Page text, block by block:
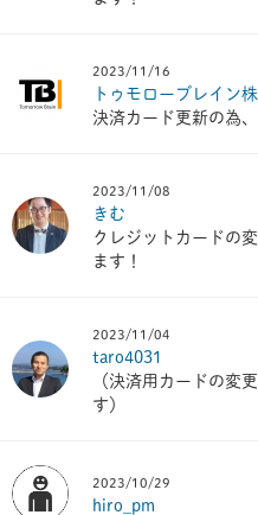
2023/11/16
トゥモローブレイン
決済カード更新の為
2023/11/08
きむ
クレジットカードの
ます！
2023/11/04
taro4031
（決済用カードの変
す）
2023/10/29
hiro_pm